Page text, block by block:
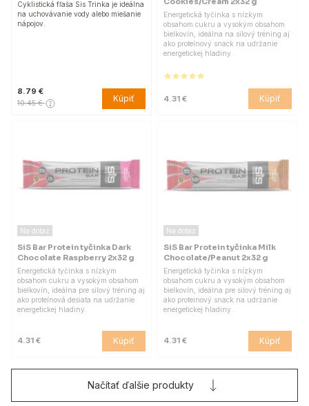
Cyklistická fľaša Sis Trinka je ideálna
na uchovávanie vody alebo miešanie
nápojov.
8.79 €
10.45 € Kúpiť
Energetická tyčinka s nízkym
obsahom cukru a vysokým obsahom
bielkovín, ideálna na silový tréning aj
ako proteínový snack na udržanie
energetickej hladiny.
4.31 € Kúpiť
Na dotaz
SiS Bar Protein tyčinka Dark
Chocolate Raspberry 2x32 g
Energetická tyčinka s nízkym
obsahom cukru a vysokým obsahom
bielkovín, ideálna pre silový tréning aj
ako proteínová desiata na udržanie
energetickej hladiny.
4.31 € Kúpiť
Na dotaz
SiS Bar Protein tyčinka Milk
Chocolate/Peanut 2x32 g
Energetická tyčinka s nízkym
obsahom cukru a vysokým obsahom
bielkovín, ideálna pre silový tréning aj
ako proteinový snack na udržanie
energetickej hladiny.
4.31 € Kúpiť
Načítať ďalšie produkty